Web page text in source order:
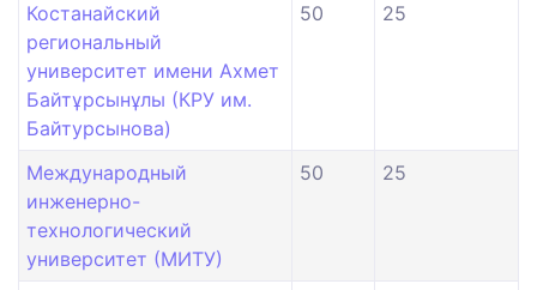
Костанайский
региональный
университет имени Ахмет
Байтұрсынұлы (КРУ им.
Байтурсынова)
50 25
Международный
инженерно-
технологический
университет (МИТУ)
50 25